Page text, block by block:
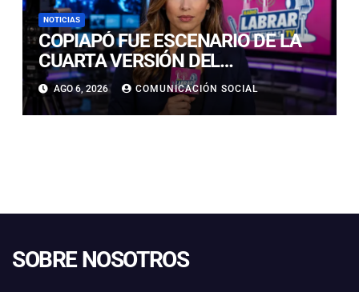
NOTICIAS
COPIAPÓ FUE ESCENARIO DE LA
CUARTA VERSIÓN DEL
CAMPEONATO REGIONAL DE
BANDAS DE GUERRA
ESTUDIANTILES
AGO 6, 2026 COMUNICACIÓN SOCIAL
SOBRE NOSOTROS